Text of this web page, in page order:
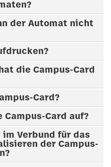
der Automat nicht
die Campus-Card
Card?
Card auf?
im Verbund für das
der Campus-